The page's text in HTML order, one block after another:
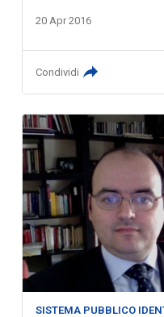
20 Apr 2016
Condividi
SISTEMA PUBBLICO